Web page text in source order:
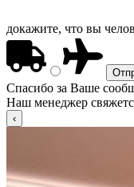
докажите, что вы
Спасибо за Ваше
Наш менеджер